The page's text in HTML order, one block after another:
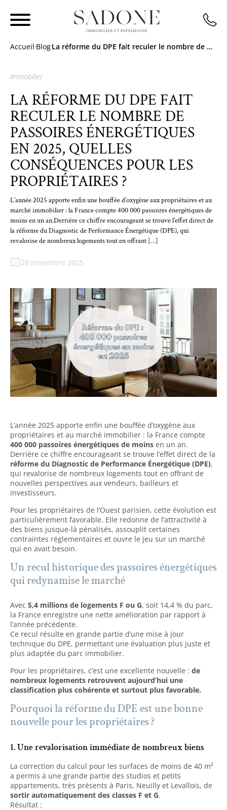
AccueilBlog La réforme du DPE fait reculer le nombre de passoires énergétiques en 2025, quelles conséquences pour les propriétaires ?
Immobilier
LA RÉFORME DU DPE FAIT
RECULER LE NOMBRE DE
PASSOIRES ÉNERGÉTIQUES
EN 2025, QUELLES
CONSÉQUENCES POUR LES
PROPRIÉTAIRES ?
L’année 2025 apporte enfin une bouffée d’oxygène aux propriétaires et au
marché immobilier : la France compte 400 000 passoires énergétiques de
moins en un an.Derrière ce chiffre encourageant se trouve l’effet direct de
la réforme du Diagnostic de Performance Énergétique (DPE), qui
revalorise de nombreux logements tout en offrant […]
28 novembre 2025
L’année 2025 apporte enfin une bouffée d’oxygène aux
propriétaires et au marché immobilier : la France compte
400 000 passoires énergétiques de moins en un an.
Derrière ce chiffre encourageant se trouve l’effet direct de la
réforme du Diagnostic de Performance Énergétique (DPE),
qui revalorise de nombreux logements tout en offrant de
nouvelles perspectives aux vendeurs, bailleurs et
investisseurs.
Pour les propriétaires de l’Ouest parisien, cette évolution est
particulièrement favorable. Elle redonne de l’attractivité à
des biens jusque-là pénalisés, assouplit certaines
contraintes réglementaires et ouvre le jeu sur un marché
qui en avait besoin.
Un recul historique des passoires énergétiques
qui redynamise le marché
Avec 5,4 millions de logements F ou G, soit 14,4 % du parc,
la France enregistre une nette amélioration par rapport à
l’année précédente.
Ce recul résulte en grande partie d’une mise à jour
technique du DPE, permettant une évaluation plus juste et
plus adaptée du parc immobilier.
Pour les propriétaires, c’est une excellente nouvelle : de
nombreux logements retrouvent aujourd’hui une
classification plus cohérente et surtout plus favorable.
Pourquoi la réforme du DPE est une bonne
nouvelle pour les propriétaires ?
1. Une revalorisation immédiate de nombreux biens
La correction du calcul pour les surfaces de moins de 40 m²
a permis à une grande partie des studios et petits
appartements, très présents à Paris, Neuilly et Levallois, de
sortir automatiquement des classes F et G.
Résultat :